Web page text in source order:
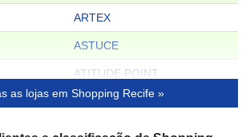
ARTEX
ASTUCE
ATITUDE POINT
AVATIM
as lojas em Shopping Recife »